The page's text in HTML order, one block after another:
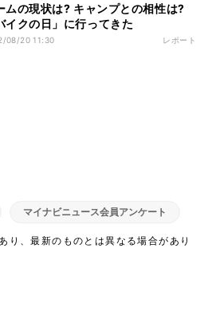
ムの現状は? キャンプとの相性は?
イクの日」に行ってきた
08/20 11:30 レポート
マイナビニュース会員アンケート
り、最新のものとは異なる場合があり